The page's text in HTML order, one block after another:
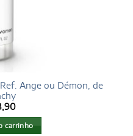
Ange ou Démon, de
carrinho